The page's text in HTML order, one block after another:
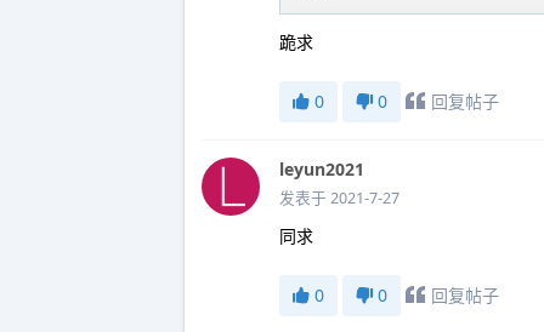
跪求
0 0 回复帖子
leyun2021
发表于 2021-7-27
同求
0 0 回复帖子